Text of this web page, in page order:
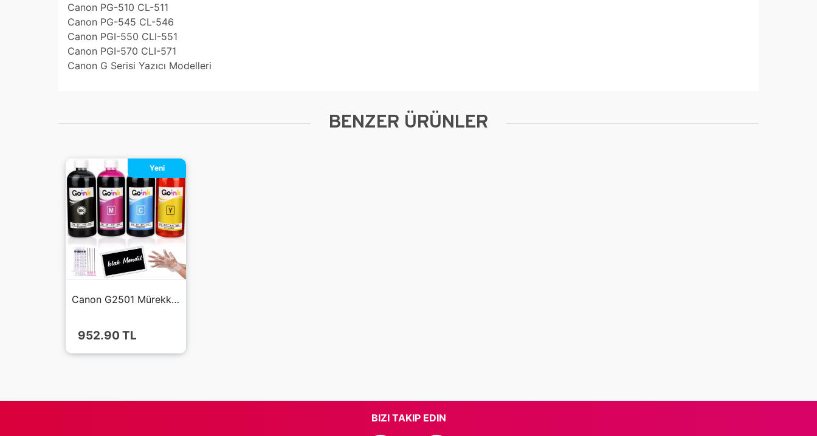
Canon PG-510 CL-511
Canon PG-545 CL-546
Canon PGI-550 CLI-551
Canon PGI-570 CLI-571
Canon G Serisi Yazıcı Modelleri
BENZER ÜRÜNLER
Canon G2501 Mürekkep 4x500 ml (Muadil)
Yeni
952.90 TL
BIZI TAKIP EDIN